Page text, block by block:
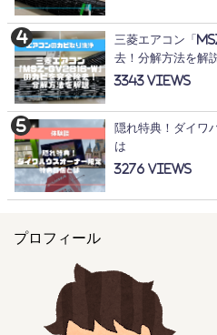
三菱エアコン「
去！分解方法を解
3343
隠れ特典！ダイワ
は
3276
プロフィール